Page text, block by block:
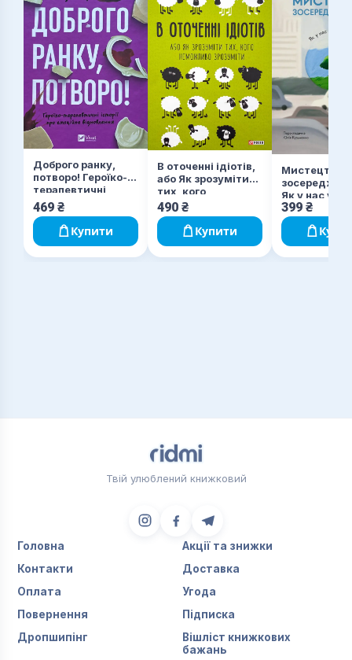
Доброго ранку,
потворо! Героїко-
терапевтичні
історії про
емоційне
відновлення
469 ₴
Купити
В оточенні ідіотів,
або Як зрозуміти
тих, кого
неможливо
зрозуміти
490 ₴
Купити
Мистецтво
Як у нас
увагу
399 ₴
Твій улюблений книжковий
Головна
Акції та знижки
Контакти
Доставка
Оплата
Угода
Повернення
Підписка
Дропшипінг
Вішліст книжкових
бажань